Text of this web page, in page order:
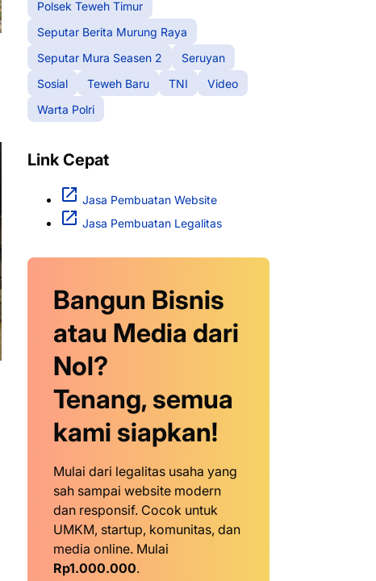
Polsek Teweh Timur
Seputar Berita Murung Raya
Seputar Mura Seasen 2
Seruyan
Sosial
Teweh Baru TNI
Video
Warta Polri
Link Cepat
Jasa Pembuatan Website
Jasa Pembuatan Legalitas
Bangun Bisnis
atau Media dari
Nol?
Tenang, semua
kami siapkan!
Mulai dari legalitas usaha yang
sah sampai website modern
dan responsif. Cocok untuk
UMKM, startup, komunitas, dan
media online. Mulai
Rp1.000.000.